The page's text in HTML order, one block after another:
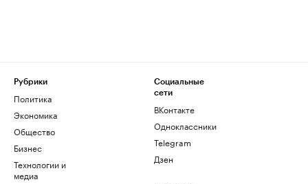
Рубрики
Политика
Экономика
Общество
Бизнес
Технологии и
медиа
Социальные
сети
ВКонтакте
Одноклассники
Telegram
Дзен